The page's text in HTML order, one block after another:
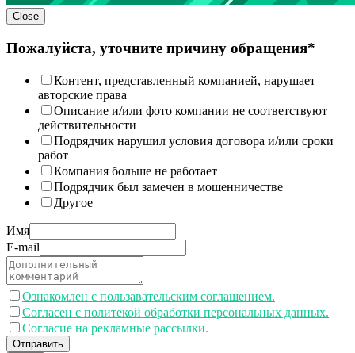
Close
Пожалуйста, уточните причину обращения*
Контент, представленный компанией, нарушает
авторские права
Описание и/или фото компании не соответствуют
действительности
Подрядчик нарушил условия договора и/или сроки
работ
Компания больше не работает
Подрядчик был замечен в мошенничестве
Другое
Имя
E-mail
Ознакомлен с пользавательским соглашением.
Согласен с политекой обработки персональных данных.
Согласие на рекламные рассылки.
Отправить